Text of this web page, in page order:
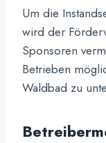
Um die
wird der
Sponsoren
Betrieben
Waldbad zu